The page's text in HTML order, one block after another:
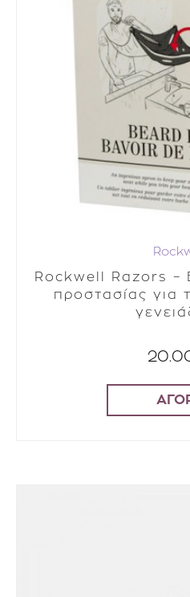
Rockwell Razors –
προστασίας για